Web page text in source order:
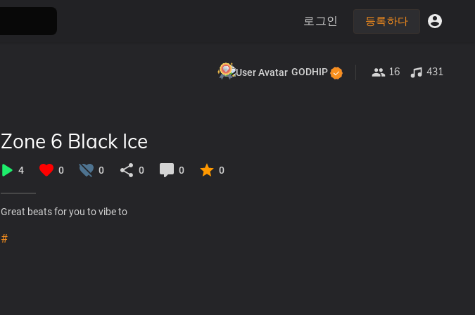
로그인 등록하다
GODHIP 16 431
Zone 6 Black Ice
4 0 0 0 0 0
Great beats for you to vibe to
#